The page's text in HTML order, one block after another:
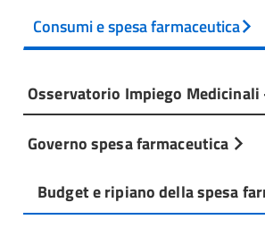
Consumi e spesa farmaceutica
Osservatorio Impiego Medicinali
Governo spesa farmaceutica
Budget e ripiano della spesa